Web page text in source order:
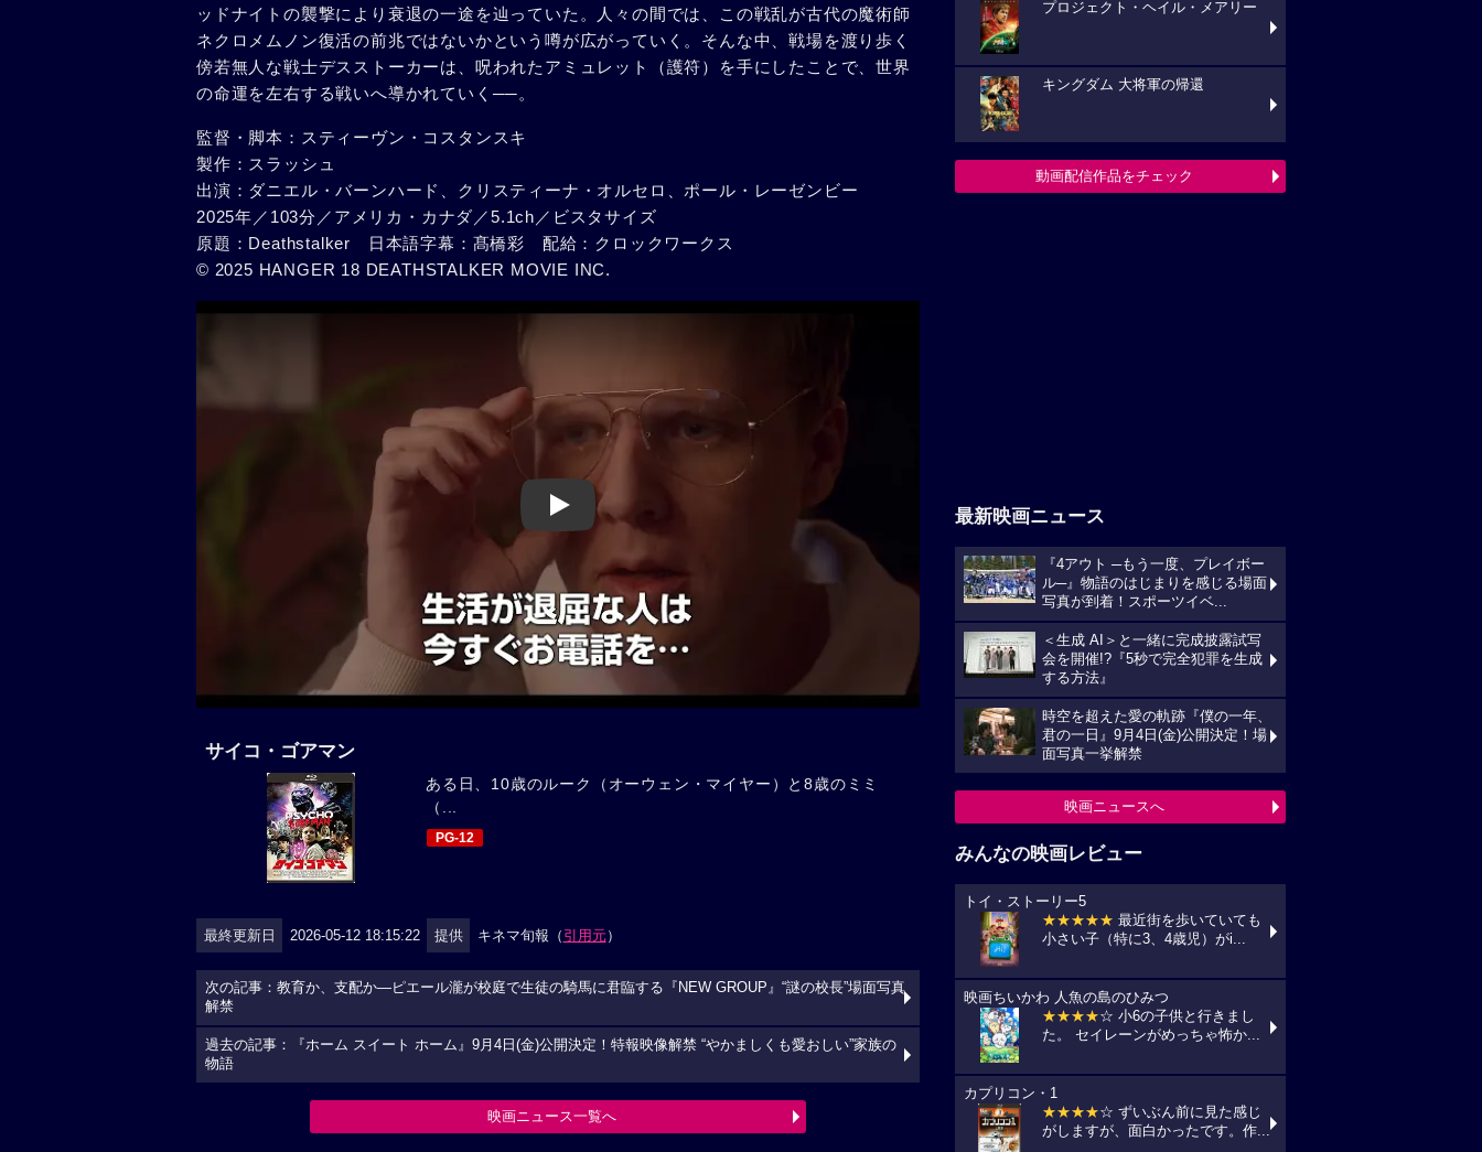
ッドナイトの襲撃により衰退の一途を辿っていた。人々の間では、この戦乱が古代の魔術師
ネクロメムノン復活の前兆ではないかという噂が広がっていく。そんな中、戦場を渡り歩く
傍若無人な戦士デスストーカーは、呪われたアミュレット（護符）を手にしたことで、世界
の命運を左右する戦いへ導かれていく──。
監督・脚本：スティーヴン・コスタンスキ
製作：スラッシュ
出演：ダニエル・バーンハード、クリスティーナ・オルセロ、ポール・レーゼンビー
2025年／103分／アメリカ・カナダ／5.1ch／ビスタサイズ
原題：Deathstalker 日本語字幕：髙橋彩 配給：クロックワークス
© 2025 HANGER 18 DEATHSTALKER MOVIE INC.
Play
サイコ・ゴアマン
ある日、10歳のルーク（オーウェン・マイヤー）と8歳のミミ
（...
PG-12
最終更新日 2026-05-12 18:15:22 提供 キネマ旬報（ 引用元）
次の記事：教育か、支配か―ピエール瀧が校庭で生徒の騎馬に君臨する『NEW GROUP』“謎の校長”場面写真
解禁
過去の記事：『ホーム スイート ホーム』9月4日(金)公開決定！特報映像解禁 “やかましくも愛おしい”家族の
物語
映画ニュース一覧へ
プロジェクト・ヘイル・メアリー
キングダム 大将軍の帰還
動画配信作品をチェック
最新映画ニュース
『4アウト ─もう一度、プレイボー
ル─』物語のはじまりを感じる場面
写真が到着！スポーツイベ...
＜生成 AI＞と一緒に完成披露試写
会を開催!?『5秒で完全犯罪を生成
する方法』
時空を超えた愛の軌跡『僕の一年、
君の一日』9月4日(金)公開決定！場
面写真一挙解禁
映画ニュースへ
みんなの映画レビュー
トイ・ストーリー5
★★★★★ 最近街を歩いていても
小さい子（特に3、4歳児）がi...
映画ちいかわ 人魚の島のひみつ
★★★★☆ 小6の子供と行きまし
た。 セイレーンがめっちゃ怖か...
カプリコン・1
★★★★☆ ずいぶん前に見た感じ
がしますが、面白かったです。作...